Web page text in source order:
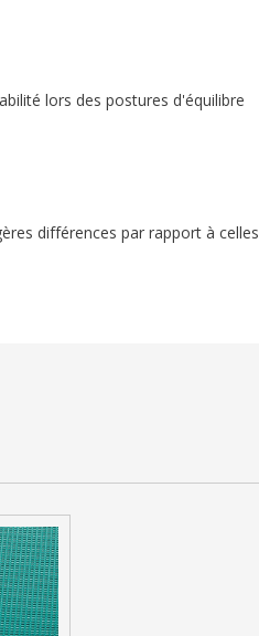
lors des postures d'équilibre
différences par rapport à celles